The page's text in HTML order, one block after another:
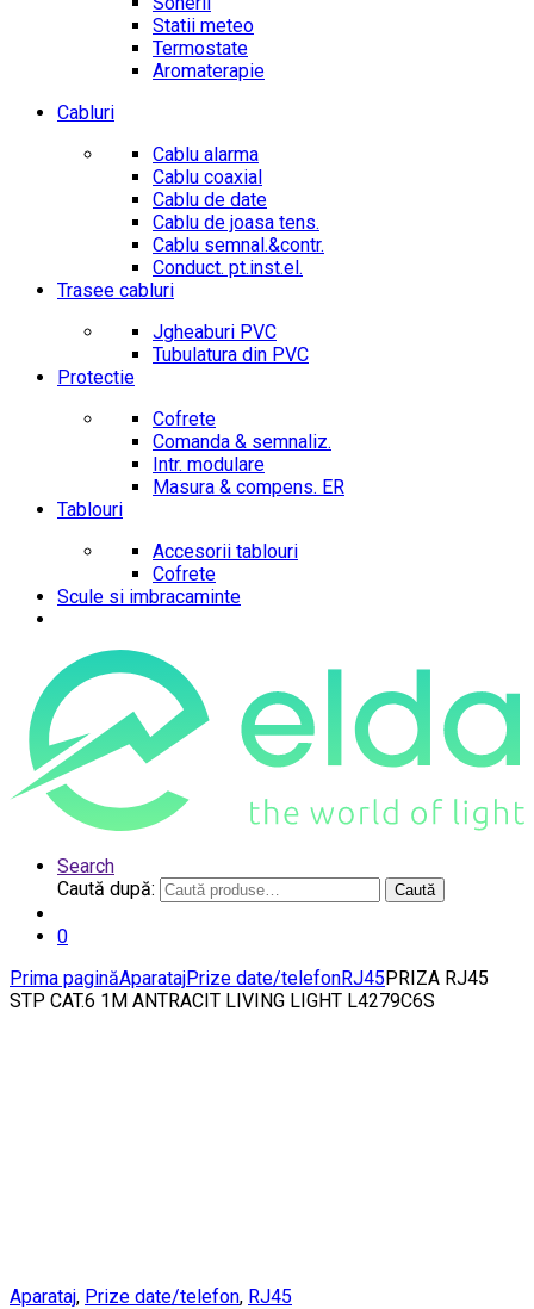
Statii meteo
Termostate
Aromaterapie
Cabluri
Cablu alarma
Cablu coaxial
Cablu de date
Cablu de joasa tens.
Cablu semnal.&contr.
Conduct. pt.inst.el.
Trasee cabluri
Jgheaburi PVC
Tubulatura din PVC
Protectie
Cofrete
Comanda & semnaliz.
Intr. modulare
Masura & compens. ER
Tablouri
Accesorii tablouri
Cofrete
Scule si imbracaminte
Search
Caută după:
Caută
0
Prima paginăAparatajPrize date/telefonRJ45PRIZA RJ45
STP CAT.6 1M ANTRACIT LIVING LIGHT L4279C6S
Aparataj, Prize date/telefon, RJ45